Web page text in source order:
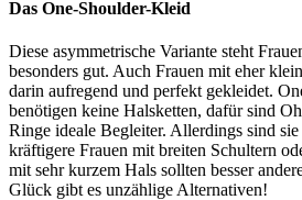
Das One-Shoulder-Kleid
Diese asymmetrische Variante steht
besonders gut. Auch Frauen mit eher
darin aufregend und perfekt gekleidet.
benötigen keine Halsketten, dafür sind
Ringe ideale Begleiter. Allerdings sind
kräftigere Frauen mit breiten Schultern
mit sehr kurzem Hals sollten besser
Glück gibt es unzählige Alternativen!